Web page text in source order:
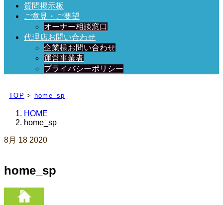
質問掲示板
ご意見・ご要望
オーナー相談窓口
代理店お問い合わせ
企業様お問い合わせ
運営事業者
プライバシーポリシー
TOP > home_sp
HOME
home_sp
8月 18 2020
home_sp